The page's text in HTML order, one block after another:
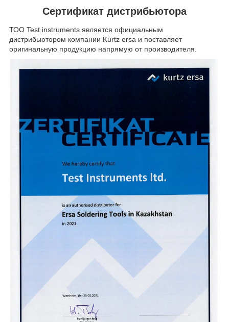
Сертификат дистрибьютора
ТОО Test instruments является официальным
дистрибьютором компании Kurtz ersa и поставляет
оригинальную продукцию напрямую от производителя.